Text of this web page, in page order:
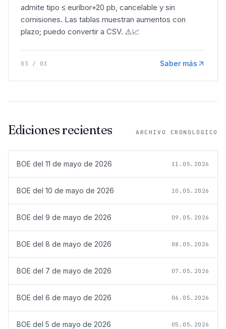
admite tipo ≤ euríbor+20 pb, cancelable y sin
comisiones. Las tablas muestran aumentos con
plazo; puedo convertir a CSV. ⚠️📈
03 / 03 Saber más
Ediciones recientes ARCHIVO CRONOLÓGICO
BOE del 11 de mayo de 2026 11.05.2026
BOE del 10 de mayo de 2026 10.05.2026
BOE del 9 de mayo de 2026 09.05.2026
BOE del 8 de mayo de 2026 08.05.2026
BOE del 7 de mayo de 2026 07.05.2026
BOE del 6 de mayo de 2026 06.05.2026
BOE del 5 de mayo de 2026 05.05.2026